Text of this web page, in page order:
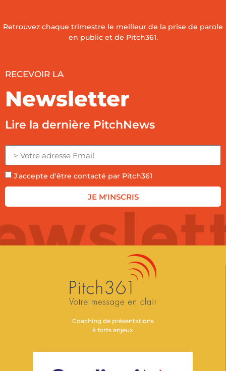
Retrouvez chaque trimestre le meilleur de la prise de parole
en public et de Pitch361.
RECEVOIR LA
Newsletter
Lire la dernière PitchNews
J'accepte d'être contacté par Pitch361
JE M'INSCRIS
Coaching de présentations
à forts enjeux